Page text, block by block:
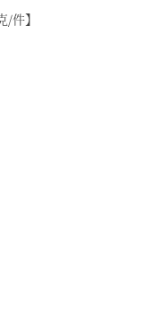
件】